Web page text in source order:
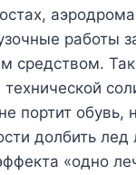
работы
средством.
портит обувь,
долбить
«одно